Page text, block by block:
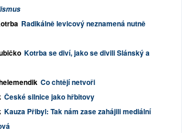
Radikálně levicový neznamená nutně
Kotrba se diví, jako se divili Slánský a
Co chtějí netvoři
České silnice jako hřbitovy
Kauza Přibyl: Tak nám zase zahájili mediální